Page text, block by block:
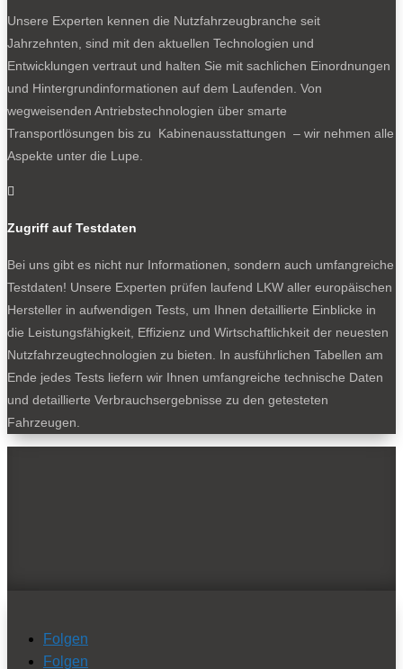
Unsere Experten kennen die Nutzfahrzeugbranche seit
Jahrzehnten, sind mit den aktuellen Technologien und
Entwicklungen vertraut und halten Sie mit sachlichen Einordnungen
und Hintergrundinformationen auf dem Laufenden. Von
wegweisenden Antriebstechnologien über smarte
Transportlösungen bis zu Kabinenausstattungen – wir nehmen alle
Aspekte unter die Lupe.

Zugriff auf Testdaten
Bei uns gibt es nicht nur Informationen, sondern auch umfangreiche
Testdaten! Unsere Experten prüfen laufend LKW aller europäischen
Hersteller in aufwendigen Tests, um Ihnen detaillierte Einblicke in
die Leistungsfähigkeit, Effizienz und Wirtschaftlichkeit der neuesten
Nutzfahrzeugtechnologien zu bieten. In ausführlichen Tabellen am
Ende jedes Tests liefern wir Ihnen umfangreiche technische Daten
und detaillierte Verbrauchsergebnisse zu den getesteten
Fahrzeugen.
Folgen
Folgen